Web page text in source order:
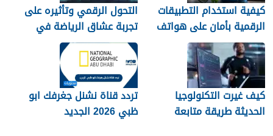
كيفية استخدام التطبيقات
الرقمية بأمان على هواتف
الأندرويد
التحول الرقمي وتأثيره على
تجربة عشاق الرياضة في
الجزائر
كيف غيرت التكنولوجيا
الحديثة طريقة متابعة
تردد قناة نشنل جغرفك ابو
ظبي 2026 الجديد